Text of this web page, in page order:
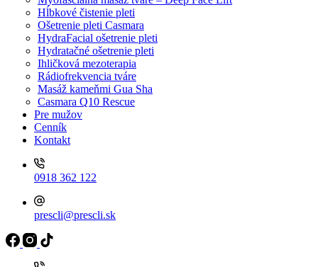
Hĺbkové čistenie pleti
Ošetrenie pleti Casmara
HydraFacial ošetrenie pleti
Hydratačné ošetrenie pleti
Ihličková mezoterapia
Rádiofrekvencia tváre
Masáž kameňmi Gua Sha
Casmara Q10 Rescue
Pre mužov
Cenník
Kontakt
0918 362 122
prescli@prescli.sk